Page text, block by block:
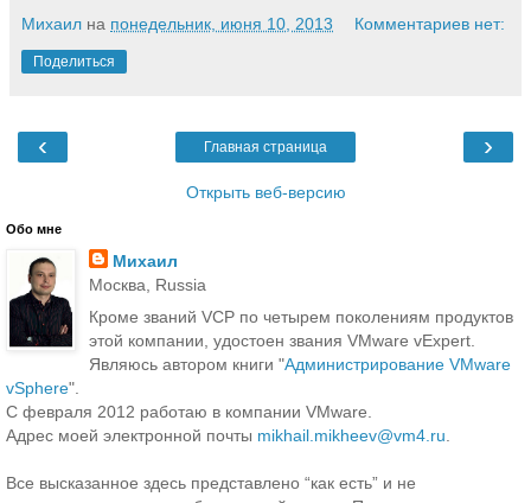
Михаил на понедельник, июня 10, 2013 Комментариев нет:
Поделиться
‹ ›
Главная страница
Открыть веб-версию
Обо мне
Михаил
Москва, Russia
Кроме званий VCP по четырем поколениям продуктов
этой компании, удостоен звания VMware vExpert.
Являюсь автором книги "Администрирование VMware
vSphere".
С февраля 2012 работаю в компании VMware.
Адрес моей электронной почты mikhail.mikheev@vm4.ru
Все высказанное здесь представлено “как есть” и не